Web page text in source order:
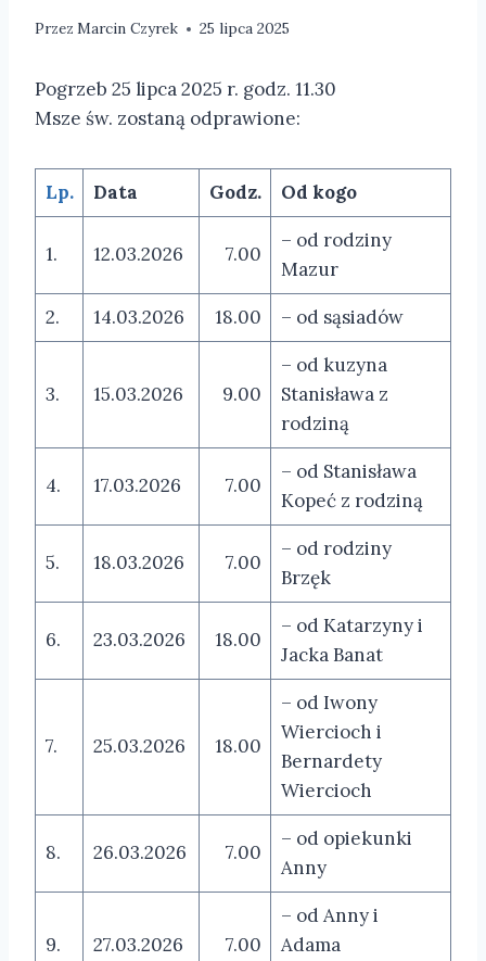
Przez Marcin Czyrek 25 lipca 2025
Pogrzeb 25 lipca 2025 r. godz. 11.30
Msze św. zostaną odprawione:
Lp. Data Godz. Od kogo
1. 12.03.2026 7.00
– od rodziny
Mazur
2.
14.03.2026 18.00 – od sąsiadów
3. 15.03.2026 9.00
– od kuzyna
Stanisława z
rodziną
4. 17.03.2026 7.00
– od Stanisława
Kopeć z rodziną
5. 18.03.2026 7.00
– od rodziny
Brzęk
6. 23.03.2026 18.00
– od Katarzyny i
Jacka Banat
7. 25.03.2026 18.00
– od Iwony
Wiercioch i
Bernardety
Wiercioch
8. 26.03.2026 7.00
– od opiekunki
Anny
9. 27.03.2026 7.00
– od Anny i
Adama